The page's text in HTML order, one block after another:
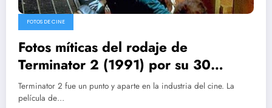
FOTOS DE CINE
Fotos míticas del rodaje de
Terminator 2 (1991) por su 30
aniversario
Terminator 2 fue un punto y aparte en la industria del cine. La
película de…